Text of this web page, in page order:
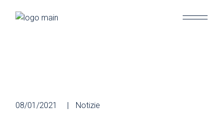
08/01/2021 Notizie